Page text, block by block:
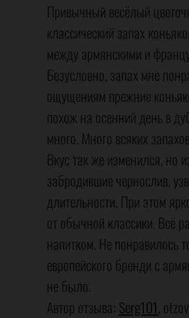
Привычный весёлый
классический запах
между армянскими и
Безусловно, запах мне
ощущениям прежние
похож на осенний день в
много. Много всяких
Вкус так же изменился, но
забродившие чернослив,
длительности. При этом
от обычной классики. Всё
напитком. Не понравилось
европейского бренди с
не было.
Автор отзыва: Serg101,